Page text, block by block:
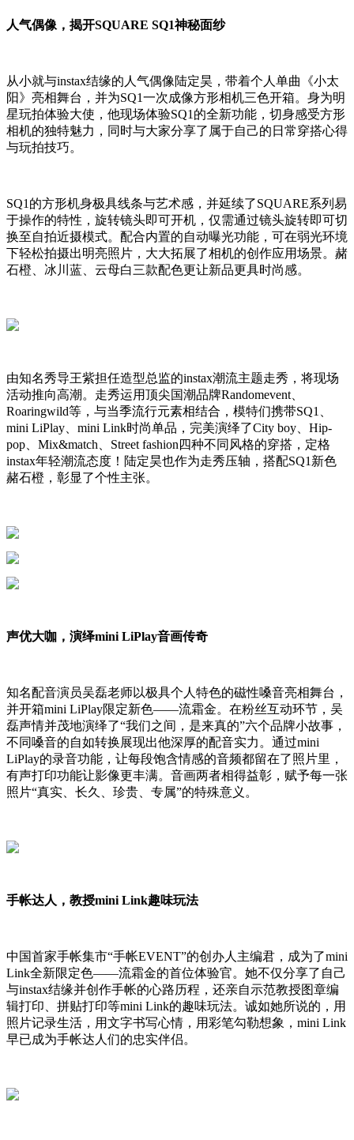
人气偶像，揭开SQUARE SQ1神秘面纱
从小就与instax结缘的人气偶像陆定昊，带着个人单曲《小太
阳》亮相舞台，并为SQ1一次成像方形相机三色开箱。身为明
星玩拍体验大使，他现场体验SQ1的全新功能，切身感受方形
相机的独特魅力，同时与大家分享了属于自己的日常穿搭心得
与玩拍技巧。
SQ1的方形机身极具线条与艺术感，并延续了SQUARE系列易
于操作的特性，旋转镜头即可开机，仅需通过镜头旋转即可切
换至自拍近摄模式。配合内置的自动曝光功能，可在弱光环境
下轻松拍摄出明亮照片，大大拓展了相机的创作应用场景。赭
石橙、冰川蓝、云母白三款配色更让新品更具时尚感。
由知名秀导王紫担任造型总监的instax潮流主题走秀，将现场
活动推向高潮。走秀运用顶尖国潮品牌Randomevent、
Roaringwild等，与当季流行元素相结合，模特们携带SQ1、
mini LiPlay、mini Link时尚单品，完美演绎了City boy、Hip-
pop、Mix&match、Street fashion四种不同风格的穿搭，定格
instax年轻潮流态度！陆定昊也作为走秀压轴，搭配SQ1新色
赭石橙，彰显了个性主张。
声优大咖，演绎mini LiPlay音画传奇
知名配音演员吴磊老师以极具个人特色的磁性嗓音亮相舞台，
并开箱mini LiPlay限定新色——流霜金。在粉丝互动环节，吴
磊声情并茂地演绎了“我们之间，是来真的”六个品牌小故事，
不同嗓音的自如转换展现出他深厚的配音实力。通过mini
LiPlay的录音功能，让每段饱含情感的音频都留在了照片里，
有声打印功能让影像更丰满。音画两者相得益彰，赋予每一张
照片“真实、长久、珍贵、专属”的特殊意义。
手帐达人，教授mini Link趣味玩法
中国首家手帐集市“手帐EVENT”的创办人主编君，成为了mini
Link全新限定色——流霜金的首位体验官。她不仅分享了自己
与instax结缘并创作手帐的心路历程，还亲自示范教授图章编
辑打印、拼贴打印等mini Link的趣味玩法。诚如她所说的，用
照片记录生活，用文字书写心情，用彩笔勾勒想象，mini Link
早已成为手帐达人们的忠实伴侣。